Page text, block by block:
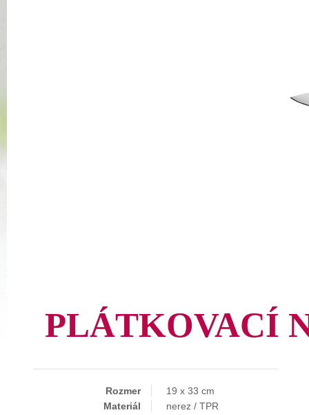
PLÁTKOVACÍ
Rozmer
19 x 33 cm
Materiál
nerez / TPR